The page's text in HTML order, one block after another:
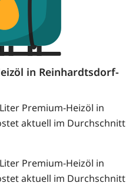
in Reinhardtsdorf-
Premium-Heizöl in
aktuell im Durchschnitt
Premium-Heizöl in
aktuell im Durchschnitt